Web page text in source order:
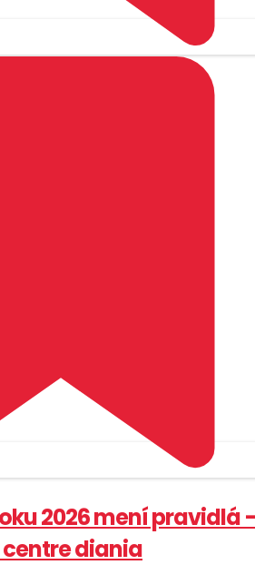
2026 mení pravidlá
centre diania